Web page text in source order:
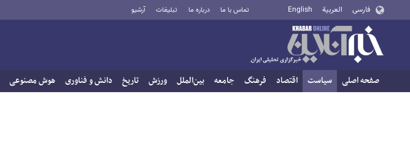
فارسی العربية English تماس با ما درباره ما تبلیغات آرشیو
صفحه اصلی سیاست اقتصاد فرهنگ جامعه بین‌الملل ورزش تاریخ دانش و فناوری هوش مصنوعی